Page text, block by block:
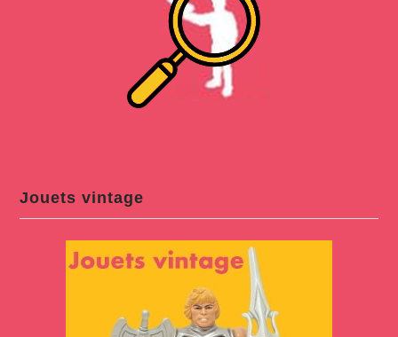
Jouets vintage